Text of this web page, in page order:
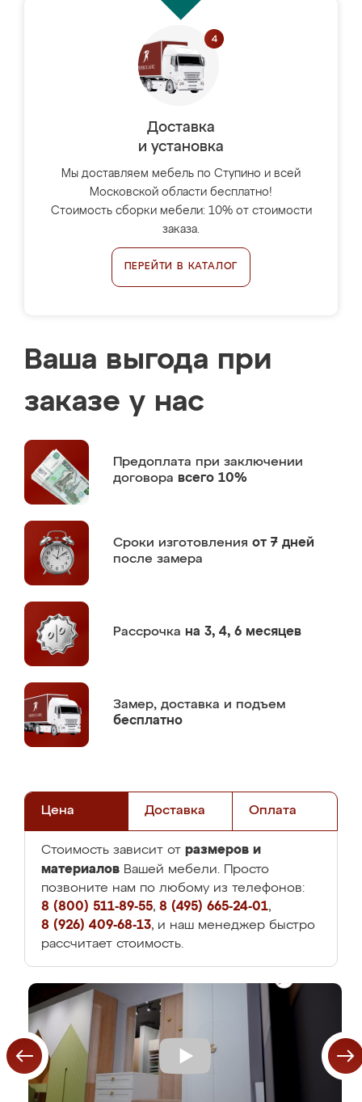
Доставка
и установка
Мы доставляем мебель по Ступино и всей
Московской области бесплатно!
Стоимость сборки мебели: 10% от стоимости
заказа.
ПЕРЕЙТИ В КАТАЛОГ
Ваша выгода при
заказе у нас
Предоплата при заключении
договора всего 10%
Сроки изготовления от 7 дней
после замера
Рассрочка на 3, 4, 6 месяцев
Замер, доставка и подъем
бесплатно
Цена Доставка Оплата
Стоимость зависит от размеров и
материалов Вашей мебели. Просто
позвоните нам по любому из телефонов:
8 (800) 511-89-55, 8 (495) 665-24-01,
8 (926) 409-68-13, и наш менеджер быстро
рассчитает стоимость.